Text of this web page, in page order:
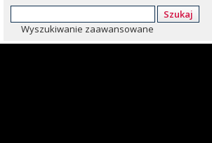
Szukaj
Wyszukiwanie zaawansowane